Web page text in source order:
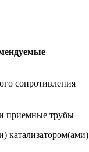
сопротивления
приемные трубы
катализатором(ами)